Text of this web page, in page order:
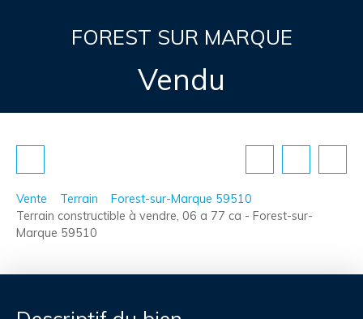
FOREST SUR MARQUE
Vendu
Vente Terrain
Forest-sur-Marque 59510
Terrain constructible à vendre, 06 a 77 ca - Forest-sur-
Marque 59510